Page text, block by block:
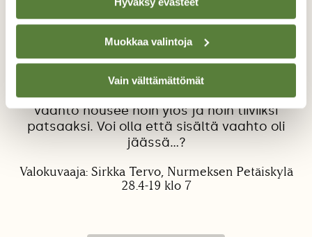
Muokkaa valintoja
Vain välttämättömät
ottaa kainaloon. Hiihtoa tuli kuitenkin
olemme hiihdelleet täällä Nurmeksen
saloseuduilla vielä toukokuun puolella. Nyt
tuo "kermakakku " vielä kruunasi reissun.
Olisi kiva jos asiantuntija kertoisi miten
vaahto nousee noin ylös ja noin tiiviiksi
patsaaksi. Voi olla että sisältä vaahto oli
jäässä...?
Valokuvaaja: Sirkka Tervo, Nurmeksen Petäiskylä
28.4-19 klo 7